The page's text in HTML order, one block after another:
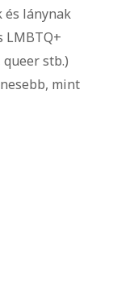
és lánynak
LMBTQ+
stb.)
mint